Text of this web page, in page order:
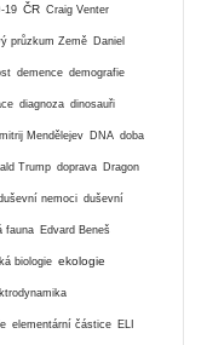
19 ČR Craig Venter
průzkum Země Daniel
demence demografie
diagnoza dinosauři
Mendělejev DNA doba
Trump doprava Dragon
nemoci duševní
fauna Edvard Beneš
biologie ekologie
elementární částice ELI